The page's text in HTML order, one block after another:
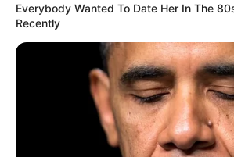
Everybody Wanted To Date Her In The
Recently